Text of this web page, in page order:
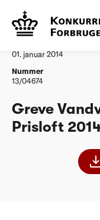
Vandtilsyn
01. januar 2014
Nummer
13/04674
Greve
Prisloft